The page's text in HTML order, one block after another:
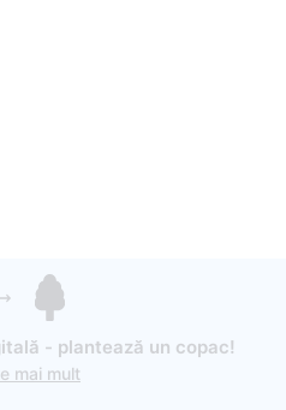
- plantează un copac!
mai mult